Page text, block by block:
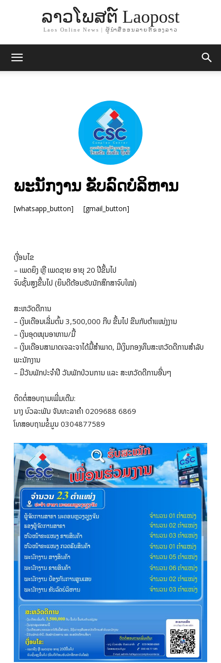
ລາວໂພສຕ໌ Laopost
Laos Online News | ຜູ້ນຳສື່ອອນລາຍຕ໌ຂອງລາວ
ພະນັກງານ ຂັບລົດບໍລິຫານ
[whatsapp_button] [gmail_button]
ເງື່ອນໄຂ
– ເພດຍິງ ຫຼື ເພດຊາຍ ອາຍຸ 20 ປີຂຶ້ນໄປ
ຈົບຊັ້ນສູງຂຶ້ນໄປ (ຍິນດີຕ້ອນຮັບນັກສຶກສາຈົບໃໝ່)
ສະຫວັດດີການ
– ເງິນເດືອນເລີ່ມຕົ້ນ 3,500,000 ກີບ ຂຶ້ນໄປ ຂຶນກັບຕຳແໜ່ງງານ
– ເງິນອຸດໜຸນອາຫານ/ມື້
– ເງິນເດືອນສາມາດເຈລະຈາໄດ້ມື້ສຳພາດ, ມີເງິນກອງທຶນສະຫວັດດີການສຳລັບ
ພະນັກງານ
– ມີວັນພັກປະຈຳປີ ວັນພັກປ່ວນການ ແລະ ສະຫວັດດີການອື່ນໆ
ຕິດຕໍ່ສອບຖາມເພີ່ມເຕີມ:
ນາງ ບົວລະພັນ ຈັນທະລາຄຳ 0209688 6869
ໂທສອບຖາມຂໍ້ມູນ 0304877589